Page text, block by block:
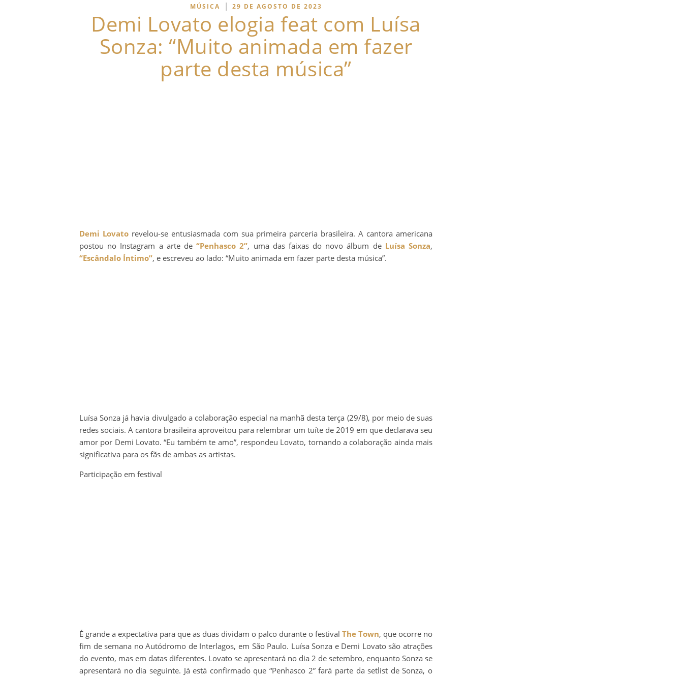
MÚSICA | 29 DE AGOSTO DE 2023
Demi Lovato elogia feat com Luísa
Sonza: “Muito animada em fazer
parte desta música”
Demi Lovatorevelou-se entusiasmada com sua primeira parceria brasileira. A cantora americana
postou no Instagram a arte de“Penhasco 2”, uma das faixas do novo álbum de Luísa Sonza,
“Escândalo Íntimo”, e escreveu ao lado: “Muito animada em fazer parte desta música”.
Luísa Sonza já havia divulgado a colaboração especial na manhã desta terça (29/8), por meio de suas
redes sociais. A cantora brasileira aproveitou para relembrar um tuíte de 2019 em que declarava seu
amor por Demi Lovato. “Eu também te amo”, respondeu Lovato, tornando a colaboração ainda mais
significativa para os fãs de ambas as artistas.
Participação em festival
É grande a expectativa para que as duas dividam o palco durante o festival The Town, que ocorre no
fim de semana no Autódromo de Interlagos, em São Paulo. Luísa Sonza e Demi Lovato são atrações
do evento, mas em datas diferentes. Lovato se apresentará no dia 2 de setembro, enquanto Sonza se
apresentará no dia seguinte. Já está confirmado que “Penhasco 2” fará parte da setlist de Sonza, o